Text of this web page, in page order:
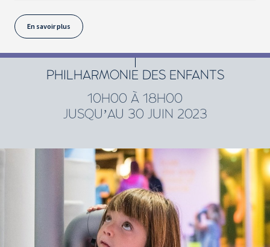
En savoir plus
PHILHARMONIE DES ENFANTS
10H00 À 18H00
JUSQU’AU 30 JUIN 2023